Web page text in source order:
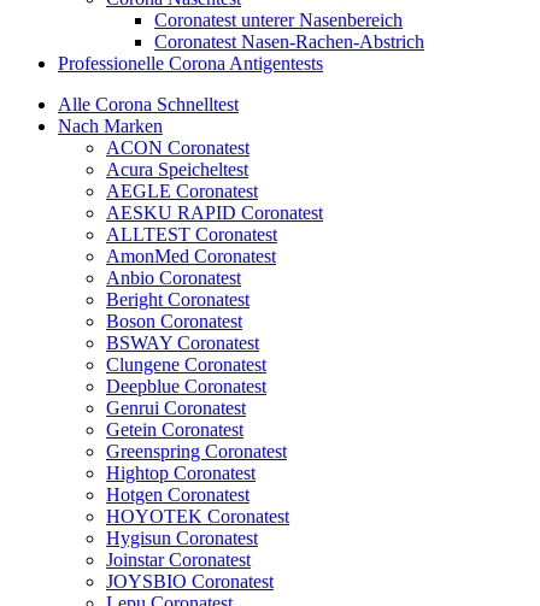
Coronatest unterer Nasenbereich
Coronatest Nasen-Rachen-Abstrich
Professionelle Corona Antigentests
Alle Corona Schnelltest
Nach Marken
ACON Coronatest
Acura Speicheltest
AEGLE Coronatest
AESKU RAPID Coronatest
ALLTEST Coronatest
AmonMed Coronatest
Anbio Coronatest
Beright Coronatest
Boson Coronatest
BSWAY Coronatest
Clungene Coronatest
Deepblue Coronatest
Genrui Coronatest
Getein Coronatest
Greenspring Coronatest
Hightop Coronatest
Hotgen Coronatest
HOYOTEK Coronatest
Hygisun Coronatest
Joinstar Coronatest
JOYSBIO Coronatest